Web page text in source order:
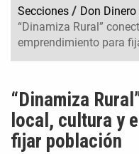
Secciones / Don Dinero
“Dinamiza Rural”
emprendimiento para
“Dinamiza
local, cultura y
fijar población